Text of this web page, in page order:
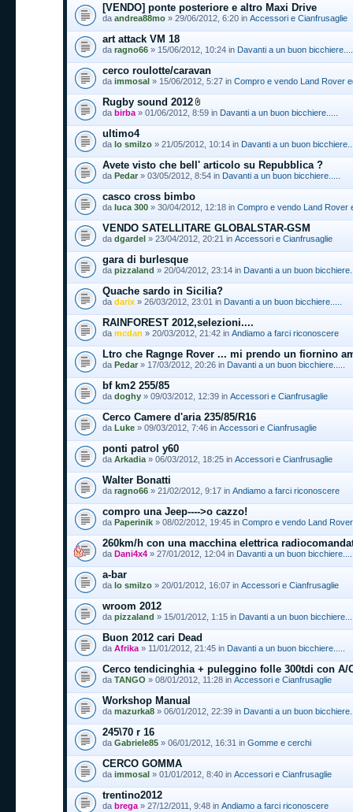
[VENDO] ponte posteriore e altro Maxi Drive
da andrea88mo » 29/06/2012, 6:20 in Accessori e Cianfrusaglie
art attack VM 18
da ragno66 » 15/06/2012, 10:24 in Davanti a un buon
cerco roulotte/caravan
da immosal » 15/06/2012, 5:27 in Compro e vendo Land Rover
Rugby sound 2012
da birba » 01/06/2012, 8:59 in Davanti a un buon bicchiere.....
ultimo4
da lo smilzo » 21/05/2012, 10:14 in Davanti a un buon
Avete visto che bell' articolo su Repubblica ?
da Pedar » 03/05/2012, 8:54 in Davanti a un buon bicchiere.....
casco cross bimbo
da luca 300 » 30/04/2012, 12:18 in Compro e vendo Land Rover
VENDO SATELLITARE GLOBALSTAR-GSM
da dgardel » 23/04/2012, 20:21 in Accessori e Cianfrusaglie
gara di burlesque
da pizzaland » 20/04/2012, 23:14 in Davanti a un buon
Quache sardo in Sicilia?
da darix » 26/03/2012, 23:01 in Davanti a un buon bicchiere.....
RAINFOREST 2012,selezioni....
da mcdan » 20/03/2012, 21:42 in Andiamo a farci riconoscere
Ltro che Ragnge Rover ... mi prendo un fiornino
da Pedar » 17/03/2012, 20:26 in Davanti a un buon bicchiere.....
bf km2 255/85
da doghy » 09/03/2012, 12:39 in Accessori e Cianfrusaglie
Cerco Camere d'aria 235/85/R16
da Luke » 09/03/2012, 7:46 in Accessori e Cianfrusaglie
ponti patrol y60
da Arkadia » 06/03/2012, 18:25 in Accessori e Cianfrusaglie
Walter Bonatti
da ragno66 » 21/02/2012, 9:17 in Andiamo a farci riconoscere
compro una Jeep---->o cazzo!
da Paperinik » 08/02/2012, 19:45 in Compro e vendo Land
260km/h con una macchina elettrica
da Dani4x4 » 27/01/2012, 12:04 in Davanti a un buon
a-bar
da lo smilzo » 20/01/2012, 16:07 in Accessori e Cianfrusaglie
wroom 2012
da pizzaland » 15/01/2012, 1:15 in Davanti a un buon
Buon 2012 cari Dead
da Afrika » 11/01/2012, 21:45 in Davanti a un buon bicchiere.....
Cerco tendicinghia + puleggino folle 300tdi con A/
da TANGO » 08/01/2012, 11:28 in Accessori e Cianfrusaglie
Workshop Manual
da mazurka8 » 06/01/2012, 22:39 in Davanti a un buon
245\70 r 16
da Gabriele85 » 06/01/2012, 16:31 in Gomme e cerchi
CERCO GOMMA
da immosal » 01/01/2012, 8:40 in Accessori e Cianfrusaglie
trentino2012
da brega » 27/12/2011, 9:48 in Andiamo a farci riconoscere